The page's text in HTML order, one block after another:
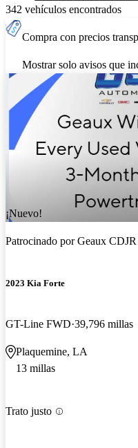
342 vehículos encontrados
Compra con precios
Mostrar solo avisos que
¡Nuevo!
Patrocinado porGeaux CDJR
2023 Kia Forte
GT-Line FWD 39,796 millas
Plaquemine, LA
13 millas
Trato justo